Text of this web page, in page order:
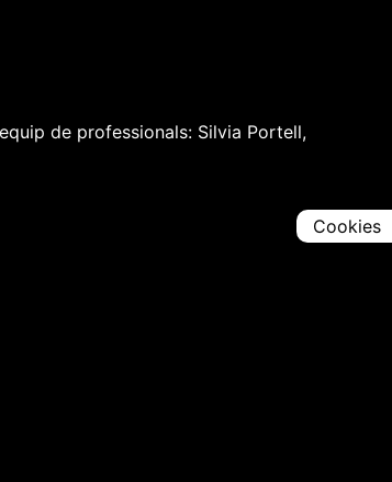
de professionals: Silvia Portell,
Cookies